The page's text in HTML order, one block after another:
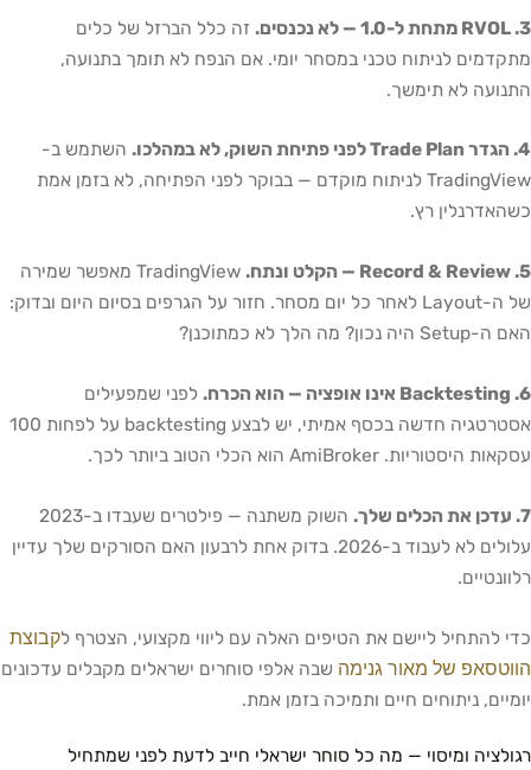
3. RVOL מתחת ל-1.0 — לא נכנסים.
זה כלל הברזל של כלים
מתקדמים לניתוח טכני במסחר יומי. אם הנפח לא תומך בתנועה,
התנועה לא תימשך.
4. הגדר Trade Plan לפני פתיחת השוק, לא במהלכו.
השתמש ב-
TradingView לניתוח מוקדם — בבוקר לפני הפתיחה, לא בזמן אמת
כשהאדרנלין רץ.
5. Record & Review — הקלט ונתח.
TradingView מאפשר שמירה
של ה-Layout לאחר כל יום מסחר. חזור על הגרפים בסיום היום ובדוק:
האם ה-Setup היה נכון? מה הלך לא כמתוכנן?
6. Backtesting אינו אופציה — הוא הכרח.
לפני שמפעילים
אסטרטגיה חדשה בכסף אמיתי, יש לבצע backtesting על לפחות 100
עסקאות היסטוריות. AmiBroker הוא הכלי הטוב ביותר לכך.
7. עדכן את הכלים שלך.
השוק משתנה — פילטרים שעבדו ב-2023
עלולים לא לעבוד ב-2026. בדוק אחת לרבעון האם הסורקים שלך עדיין
רלוונטיים.
כדי להתחיל ליישם את הטיפים האלה עם ליווי מקצועי, הצטרף לקבוצת
הווטסאפ של מאור גנימה שבה אלפי סוחרים ישראלים מקבלים עדכונים
יומיים, ניתוחים חיים ותמיכה בזמן אמת.
רגולציה ומיסוי — מה כל סוחר ישראלי חייב לדעת לפני שמתחיל